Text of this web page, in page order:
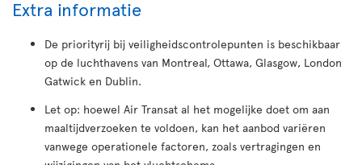
Extra informatie
De priorityrij bij veiligheidscontrolepunten is beschikbaar
op de luchthavens van Montreal, Ottawa, Glasgow, London
Gatwick en Dublin.
Let op: hoewel Air Transat al het mogelijke doet om aan
maaltijdverzoeken te voldoen, kan het aanbod variëren
vanwege operationele factoren, zoals vertragingen en